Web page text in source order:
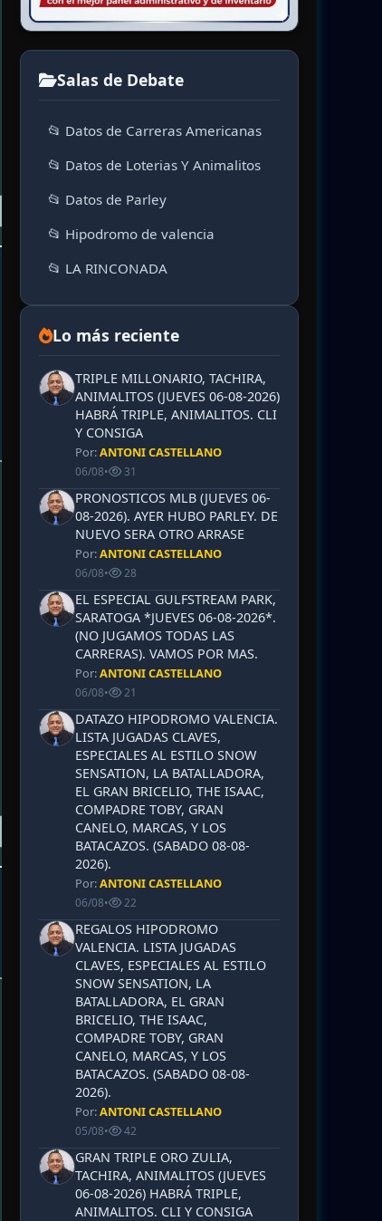
Salas de Debate
📂 Datos de Carreras Americanas
📂 Datos de Loterias Y Animalitos
📂 Datos de Parley
📂 Hipodromo de valencia
📂 LA RINCONADA
Lo más reciente
TRIPLE MILLONARIO, TACHIRA,
ANIMALITOS (JUEVES 06-08-2026)
HABRÁ TRIPLE, ANIMALITOS. CLI
Y CONSIGA
Por:ANTONI CASTELLANO
06/08• 31
PRONOSTICOS MLB (JUEVES 06-
08-2026). AYER HUBO PARLEY. DE
NUEVO SERA OTRO ARRASE
Por:ANTONI CASTELLANO
06/08• 28
EL ESPECIAL GULFSTREAM PARK,
SARATOGA *JUEVES 06-08-2026*.
(NO JUGAMOS TODAS LAS
CARRERAS). VAMOS POR MAS.
Por:ANTONI CASTELLANO
06/08• 21
DATAZO HIPODROMO VALENCIA.
LISTA JUGADAS CLAVES,
ESPECIALES AL ESTILO SNOW
SENSATION, LA BATALLADORA,
EL GRAN BRICELIO, THE ISAAC,
COMPADRE TOBY, GRAN
CANELO, MARCAS, Y LOS
BATACAZOS. (SABADO 08-08-
2026).
Por:ANTONI CASTELLANO
06/08• 22
REGALOS HIPODROMO
VALENCIA. LISTA JUGADAS
CLAVES, ESPECIALES AL ESTILO
SNOW SENSATION, LA
BATALLADORA, EL GRAN
BRICELIO, THE ISAAC,
COMPADRE TOBY, GRAN
CANELO, MARCAS, Y LOS
BATACAZOS. (SABADO 08-08-
2026).
Por:ANTONI CASTELLANO
05/08• 42
GRAN TRIPLE ORO ZULIA,
TACHIRA, ANIMALITOS (JUEVES
06-08-2026) HABRÁ TRIPLE,
ANIMALITOS. CLI Y CONSIGA